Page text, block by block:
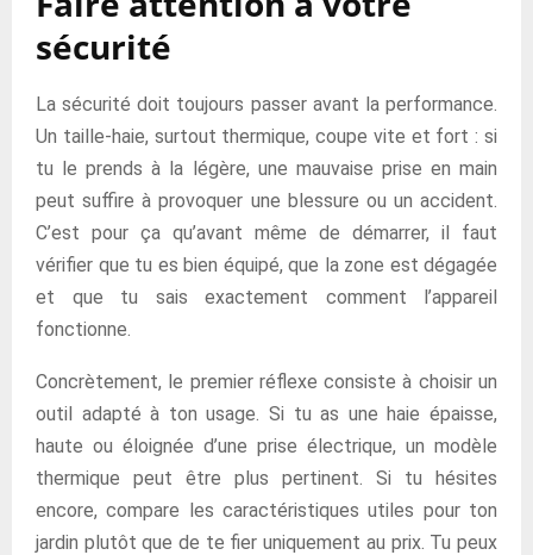
sécurité
La sécurité doit toujours passer avant la performance.
Un taille-haie, surtout thermique, coupe vite et fort : si
tu le prends à la légère, une mauvaise prise en main
peut suffire à provoquer une blessure ou un accident.
C’est pour ça qu’avant même de démarrer, il faut
vérifier que tu es bien équipé, que la zone est dégagée
et que tu sais exactement comment l’appareil
fonctionne.
Concrètement, le premier réflexe consiste à choisir un
outil adapté à ton usage. Si tu as une haie épaisse,
haute ou éloignée d’une prise électrique, un modèle
thermique peut être plus pertinent. Si tu hésites
encore, compare les caractéristiques utiles pour ton
jardin plutôt que de te fier uniquement au prix. Tu peux